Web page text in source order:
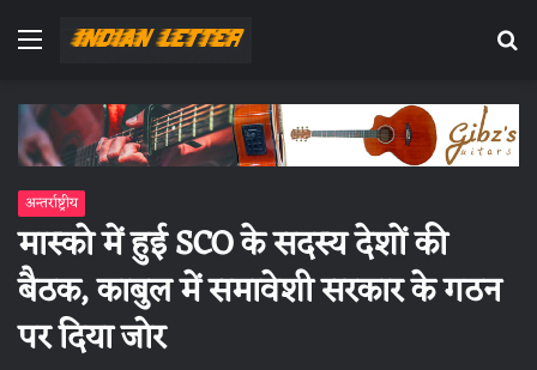
Menu
अन्तर्राष्ट्रीय
मास्को में हुई SCO के सदस्य देशों की
बैठक, काबुल में समावेशी सरकार के गठन
पर दिया जोर